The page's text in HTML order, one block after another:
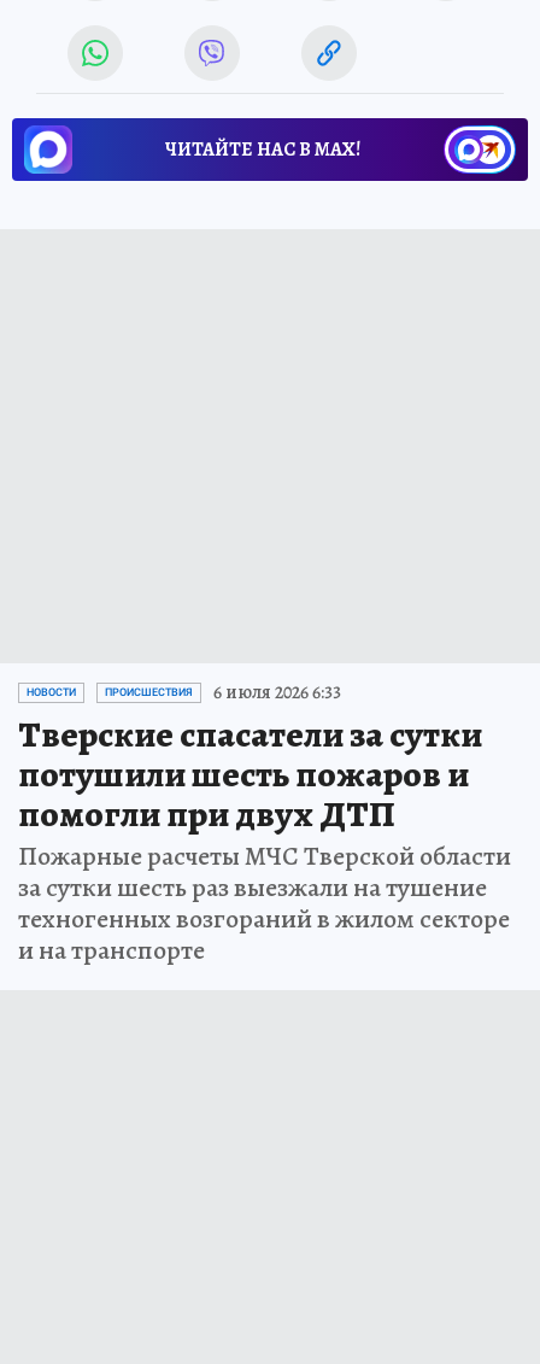
ЧИТАЙТЕ НАС В МАХ!
НОВОСТИ ПРОИСШЕСТВИЯ 6 июля 2026 6:33
Тверские спасатели за сутки
потушили шесть пожаров и
помогли при двух ДТП
Пожарные расчеты МЧС Тверской области
за сутки шесть раз выезжали на тушение
техногенных возгораний в жилом секторе
и на транспорте